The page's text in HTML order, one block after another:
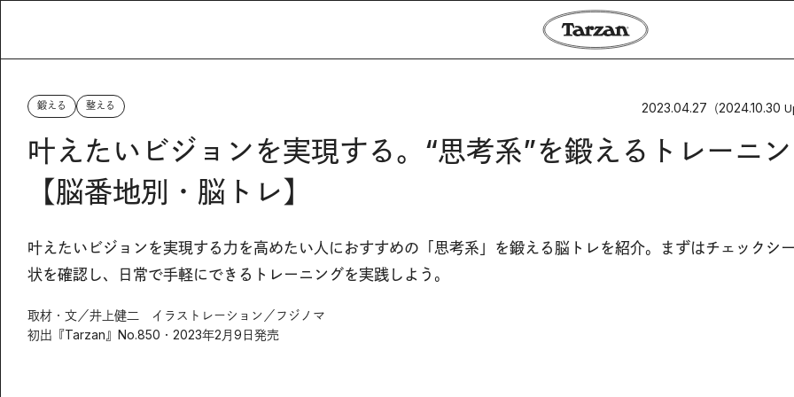
鍛える 整える 2023.04.27 （2024.10.30
叶えたいビジョンを実現する。“思考系”を鍛えるトレーニ
【脳番地別・脳トレ】
叶えたいビジョンを実現する力を高めたい人におすすめの「思考系」を鍛える脳トレを紹介。まずはチェックシ
状を確認し、日常で手軽にできるトレーニングを実践しよう。
取材・文／井上健二 イラストレーション／フジノマ
初出『Tarzan』No.850・2023年2月9日発売